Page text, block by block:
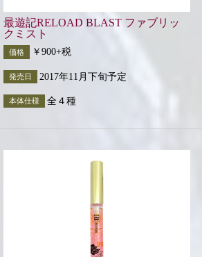
最遊記RELOAD BLAST ファブリッ
クミスト
価格 ￥900+税
発売日 2017年11月下旬予定
本体仕様 全４種